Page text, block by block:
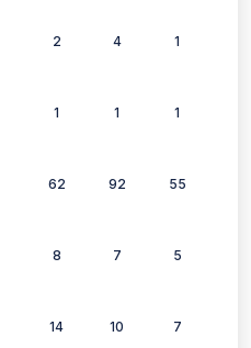
2 4 1
1 1 1
62 92 55
8 7 5
14 10 7